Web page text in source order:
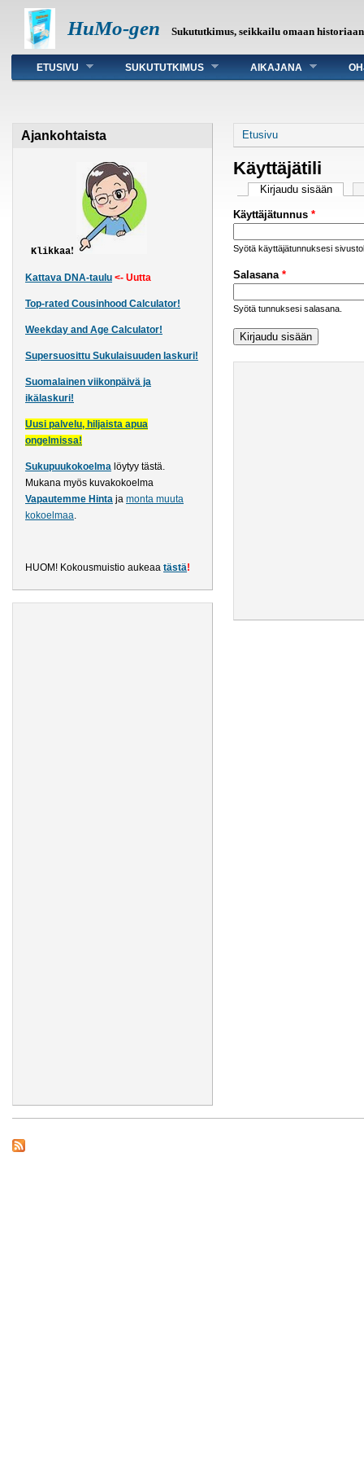
HuMo-gen Sukututkimus, seikkailu omaan historiaan
Päävalikko
ETUSIVU SUKUTUTKIMUS AIKAJANA
Ajankohtaista
Klikkaa!
Kattava DNA-taulu <- Uutta
Top-rated Cousinhood Calculator!
Weekday and Age Calculator!
Supersuosittu Sukulaisuuden laskuri!
Suomalainen viikonpäivä ja
ikälaskuri!
Uusi palvelu, hiljaista apua
ongelmissa!
Sukupuukokoelma löytyy tästä.
Mukana myös kuvakokoelma
Vapautemme Hinta ja monta muuta
kokoelmaa.
HUOM! Kokousmuistio aukeaa tästä!
Olet täällä
Etusivu
Käyttäjätili
Ensisijaiset
Kirjaudu sisään
Käyttäjätunnus *
Syötä käyttäjätunnuksesi
Salasana *
Syötä tunnuksesi salasana.